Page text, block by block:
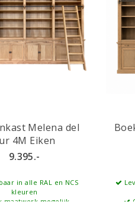
Melena del
4M Eiken
9.395.-
in alle RAL en NCS
kleuren
maatwerk mogelijk